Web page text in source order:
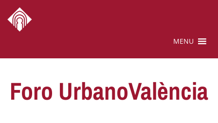
MENU
Foro UrbanoValència